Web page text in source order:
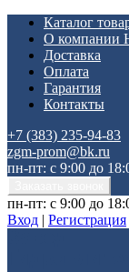
Каталог
О компании
Доставка
Оплата
Гарантия
Контакты
+7 (383) 235-94-83
zgm-prom@bk.ru
пн-пт: с 9:00 до
пн-пт: с 9:00 до
Вход | Регистрация